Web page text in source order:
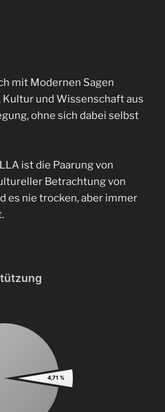
mit Modernen Sagen
Kultur und Wissenschaft aus
ohne sich dabei selbst
ist die Paarung von
Betrachtung von
es nie trocken, aber immer
4,71 %